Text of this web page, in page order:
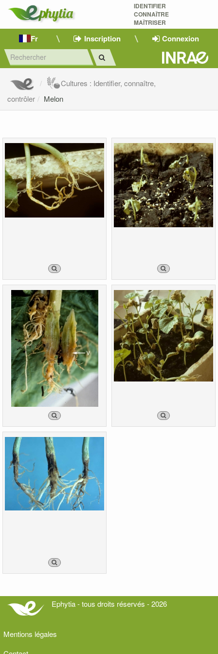
IDENTIFIER
CONNAÎTRE
MAÎTRISER
Fr Inscription Connexion
Cultures : Identifier, connaître,
contrôler
Melon
Ephytia - tous droits réservés - 2026
Mentions légales